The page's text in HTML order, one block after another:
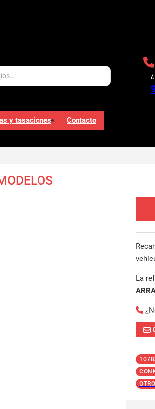
y tasaciones Contacto
La